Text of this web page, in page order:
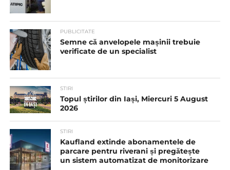
PUBLICITATE
Semne că anvelopele mașinii trebuie
verificate de un specialist
STIRI
Topul știrilor din Iași, Miercuri 5 August
2026
STIRI
Kaufland extinde abonamentele de
parcare pentru riverani și pregătește
un sistem automatizat de monitorizare